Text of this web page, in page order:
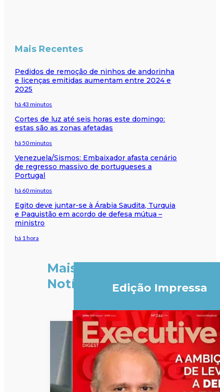
Mais Recentes
Pedidos de remoção de ninhos de andorinha
e licenças emitidas aumentam entre 2024 e
2025
há 43 minutos
Cortes de luz até seis horas este domingo:
estas são as zonas afetadas
há 50 minutos
Venezuela/Sismos: Embaixador afasta cenário
de regresso massivo de portugueses a
Portugal
há 60 minutos
Egito deve juntar-se à Árabia Saudita, Turquia
e Paquistão em acordo de defesa mútua –
ministro
há 1 hora
Mais
Notícias
Edição Impressa